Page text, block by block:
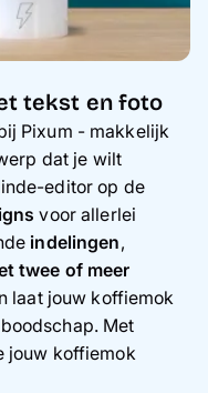
tekst en foto
Pixum - makkelijk
dat je wilt
editor op de
voor allerlei
indelingen,
twee of meer
laat jouw koffiemok
Met
jouw koffiemok